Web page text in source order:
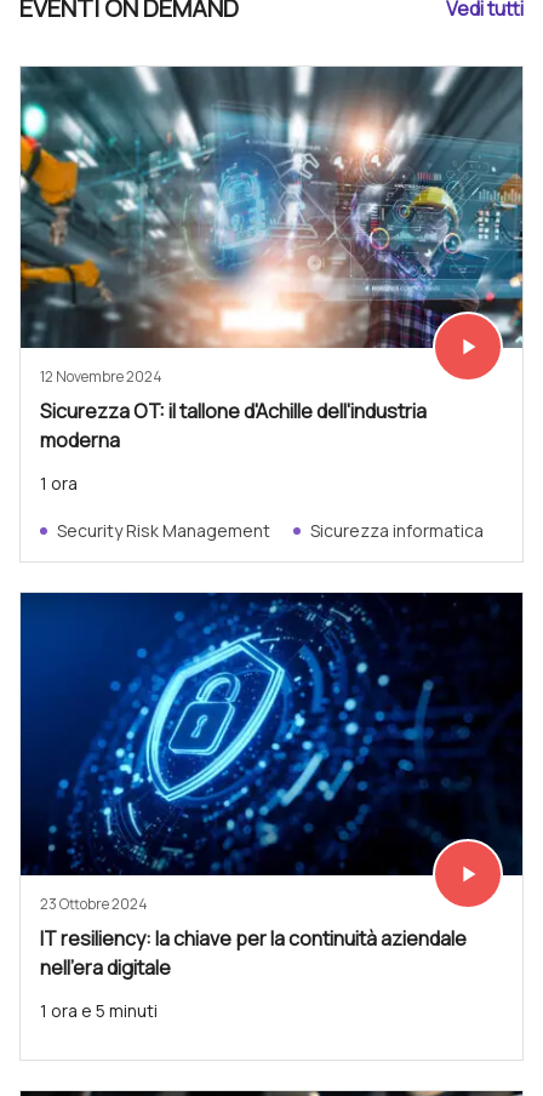
EVENTI ON DEMAND Vedi tutti
Vedi subito
play_arrow
12 Novembre 2024
Sicurezza OT: il tallone d'Achille dell'industria
moderna
1 ora
Security Risk Management Sicurezza informatica
Vedi subito
play_arrow
23 Ottobre 2024
IT resiliency: la chiave per la continuità aziendale
nell'era digitale
1 ora e 5 minuti